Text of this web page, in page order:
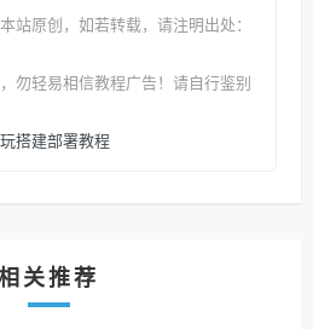
站原创 ，如若转载，请注明出处：
勿轻易相信教程广告！请自行鉴别
搭建部署教程
关推荐